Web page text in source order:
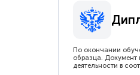
По окончании
образца. Документ
деятельности в